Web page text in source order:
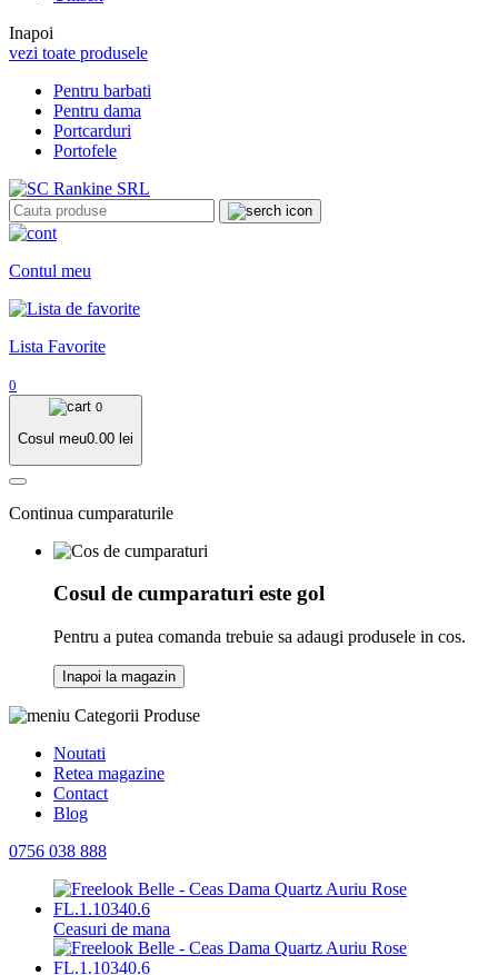
Inapoi
vezi toate produsele
Pentru barbati
Pentru dama
Portcarduri
Portofele
Contul meu
Lista Favorite
0
0
Cosul meu0.00 lei
Continua cumparaturile
Cosul de cumparaturi este gol
Pentru a putea comanda trebuie sa adaugi produsele in cos.
Inapoi la magazin
Categorii Produse
Noutati
Retea magazine
Contact
Blog
0756 038 888
Ceasuri de mana